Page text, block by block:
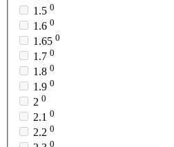
1.5 0
1.6 0
1.65 0
1.7 0
1.8 0
1.9 0
2 0
2.1 0
2.2 0
0